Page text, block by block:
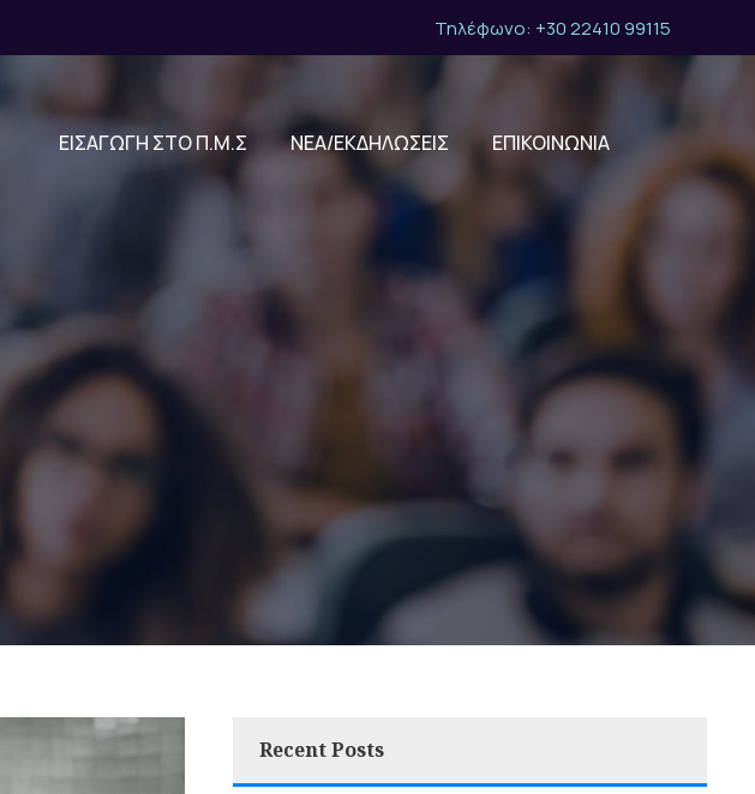
Τηλέφωνο: +30 22410 99115
ΕΙΣΑΓΩΓΗ ΣΤΟ Π.Μ.Σ ΝΕΑ/ΕΚΔΗΛΩΣΕΙΣ ΕΠΙΚΟΙΝΩΝΙΑ
Recent Posts